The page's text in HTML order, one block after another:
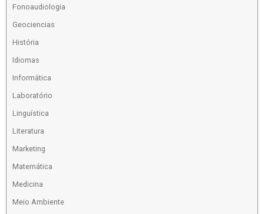
Fonoaudiologia
Geociencias
História
Idiomas
Informática
Laboratório
Linguística
Literatura
Marketing
Matemática
Medicina
Meio Ambiente